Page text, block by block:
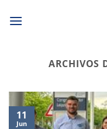
ARCHIVOS
11
Jun